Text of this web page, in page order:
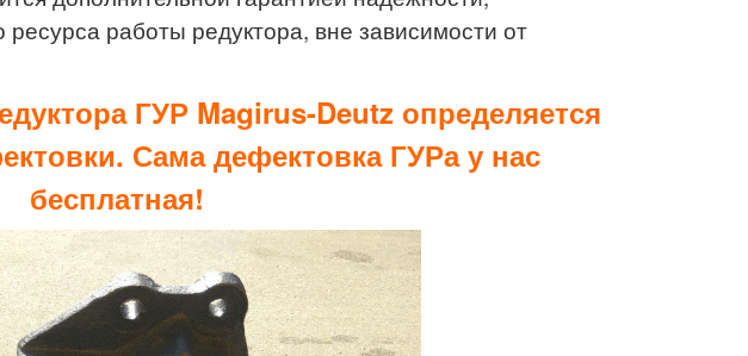
работы редуктора, вне зависимости от
ГУР Magirus-Deutz определяется
Сама дефектовка ГУРа у нас
бесплатная!